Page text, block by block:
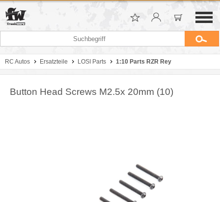
RC Autos Ersatzteile LOSI Parts 1:10 Parts RZR Rey
Button Head Screws M2.5x 20mm (10)